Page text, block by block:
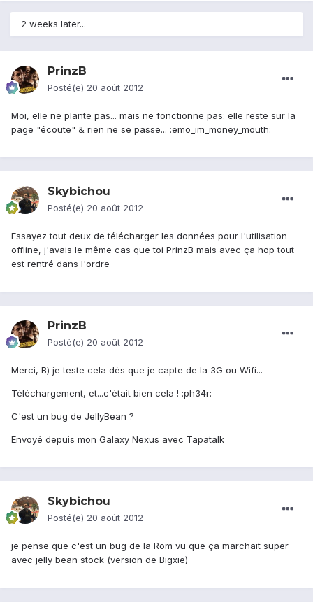
2 weeks later...
PrinzB
Posté(e) 20 août 2012
Moi, elle ne plante pas... mais ne fonctionne pas: elle reste sur la
page "écoute" & rien ne se passe... :emo_im_money_mouth:
Skybichou
Posté(e) 20 août 2012
Essayez tout deux de télécharger les données pour l'utilisation
offline, j'avais le même cas que toi PrinzB mais avec ça hop tout
est rentré dans l'ordre
PrinzB
Posté(e) 20 août 2012
Merci, B) je teste cela dès que je capte de la 3G ou Wifi...
Téléchargement, et...c'était bien cela ! :ph34r:
C'est un bug de JellyBean ?
Envoyé depuis mon Galaxy Nexus avec Tapatalk
Skybichou
Posté(e) 20 août 2012
je pense que c'est un bug de la Rom vu que ça marchait super
avec jelly bean stock (version de Bigxie)